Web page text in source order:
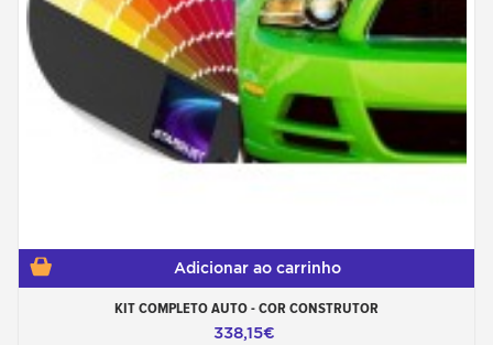
Adicionar ao carrinho
KIT COMPLETO AUTO - COR CONSTRUTOR
338,15€